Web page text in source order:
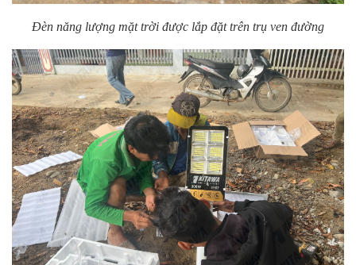
Đèn năng lượng mặt trời được lắp đặt trên trụ ven đường